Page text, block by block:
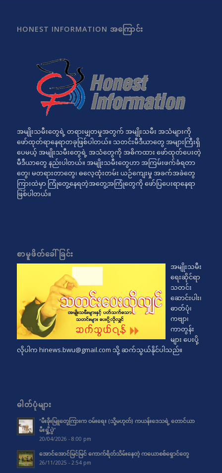
HONEST INFORMATION အကြောင်း
အမျိုးသမီးတွေရဲ့ တရားမျှတမှုအတွက် အမျိုးသမီး အသံများကို
ဖော်ထုတ်ရာနေရာတခုဖြစ်ပါတယ်။ သတင်းမီဒီယာတွေ အများကြီးရှိ
ပေမယ့် အမျိုးသမီးတွေရဲ့ အသံတွေကို အဓိကထား ဖော်ထုတ်ပေးတဲ့
မီဒီယာတွေ နည်းပါတယ်။ အမျိုးသမီးတွေဟာ အကြမ်းဖက်ခံရတာ
တွေ၊ မတရားတာတွေ၊ ဓလေ့ထုံးတမ်း ယဉ်ကျေးမှု အခက်အခဲတွေ
ကြားထဲမှာ ကြုံတွေ့နေရတဲ့အတွေ့အကြုံတွေကို ဖော်ပြပေးရာနေရာ
ဖြစ်ပါတယ်။
စာမူဖိတ်ခေါ်ခြင်း
အမျိုးသမီး
ရေးဆိုင်ရာ
သတင်း
ဆောင်းပါး၊
ဓာတ်ပုံ၊
ကဗျာ၊
ကာတွန်း
များ ပေးပို့
လိုပါက hinews.bwu@gmail.com သို့ ဆက်သွယ်နိုင်ပါသည်။
ဓါတ်ပုံများ
“မီးခိုးမြူတွေကြားက ဝမ်းရေး (သို့မဟုတ်) ကယန်းဒေသရဲ့ တောင်ယာ
မီးရှို့ပွဲ”
20/04/2026 - 8:00 pm
အောင်အောင်မြင်မြင် ကောက်ရိတ်သိမ်းနေတဲ့ ကယောစစ်ရှောင်တွေ
26/11/2025 - 2:54 pm